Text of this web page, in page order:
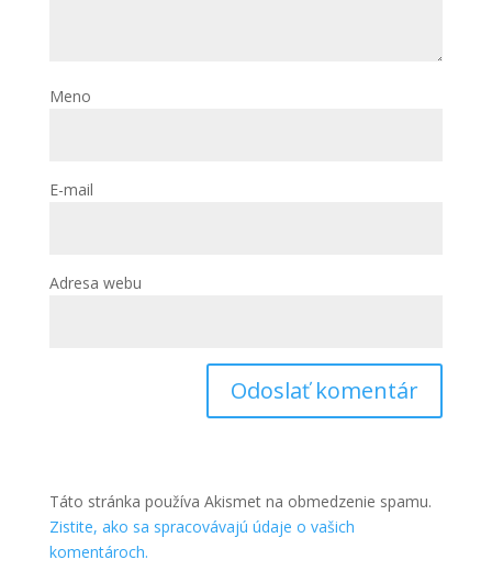
Meno
E-mail
Adresa webu
Táto stránka používa Akismet na obmedzenie spamu.
Zistite, ako sa spracovávajú údaje o vašich
komentároch.